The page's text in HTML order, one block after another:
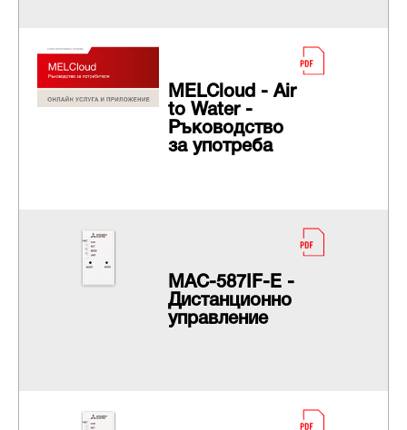
МELCloud - Air
to Water -
Ръководство
за употреба
MAC-587IF-E -
Дистанционно
управление